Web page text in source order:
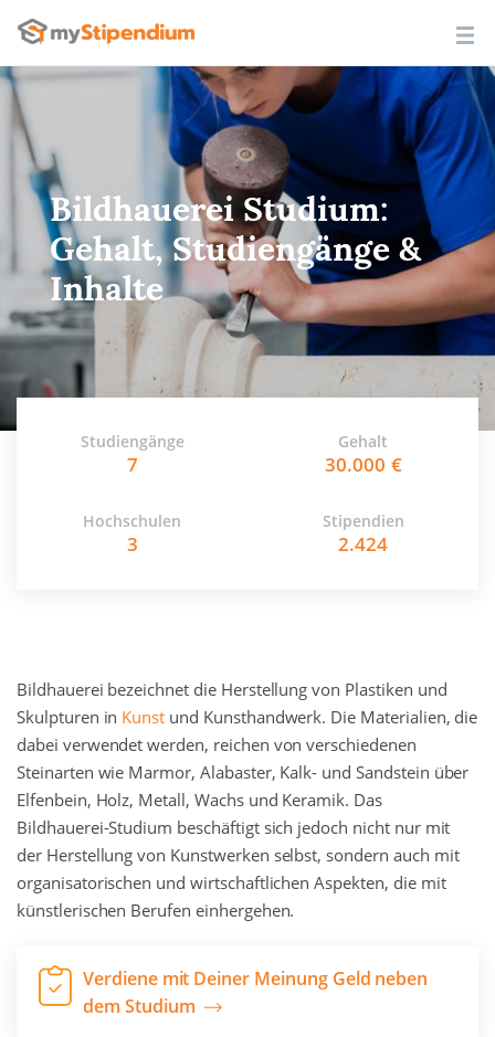
Bildhauerei Studium:
Gehalt, Studiengänge &
Inhalte
Studiengänge
7
Gehalt
30.000
Hochschulen
3
Stipendien
2.424
Bildhauerei bezeichnet die Herstellung von Plastiken und
Skulpturen in Kunst und Kunsthandwerk. Die Materialien, die
dabei verwendet werden, reichen von verschiedenen
Steinarten wie Marmor, Alabaster, Kalk- und Sandstein über
Elfenbein, Holz, Metall, Wachs und Keramik. Das
Bildhauerei-Studium beschäftigt sich jedoch nicht nur mit
der Herstellung von Kunstwerken selbst, sondern auch mit
organisatorischen und wirtschaftlichen Aspekten, die mit
künstlerischen Berufen einhergehen.
Verdiene mit Deiner Meinung Geld neben
dem Studium